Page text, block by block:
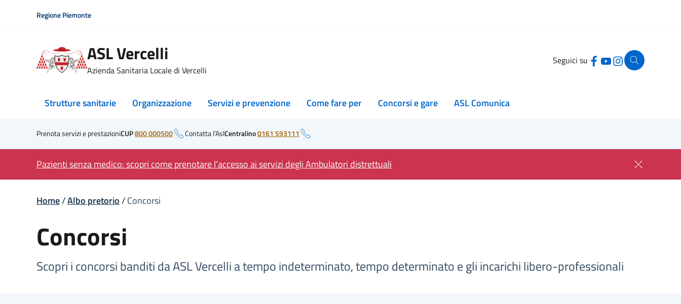
Regione Piemonte
ASL Vercelli
Azienda Sanitaria Locale di Vercelli
Seguici su
Strutture sanitarie Organizzazione Servizi e prevenzione Come fare per Concorsi e gare ASL Comunica
Prenota servizi e prestazioniCUP800 000500 Contatta l’AslCentralino0161 593111
Pazienti senza medico: scopri come prenotare l’accesso ai servizi degli Ambulatori distrettuali
Home/Albo pretorio/Concorsi
Concorsi
Scopri i concorsi banditi da ASL Vercelli a tempo indeterminato, tempo determinato e gli incarichi libero-professionali